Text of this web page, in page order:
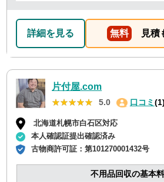
詳細を見る 無料 見積
片付屋.com
★★★★★
★★★★★ 5.0 口コミ (1)
北海道札幌市白石区対応
本人確認証提出確認済み
古物商許可証：第101270001432号
不用品回収の基本